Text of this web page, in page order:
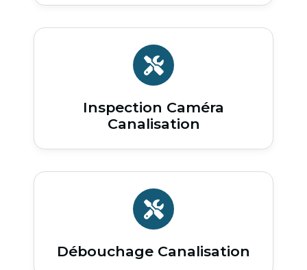
Inspection Caméra
Canalisation
Débouchage Canalisation